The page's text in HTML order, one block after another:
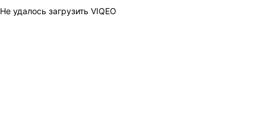
Не удалось загрузить VIQEO